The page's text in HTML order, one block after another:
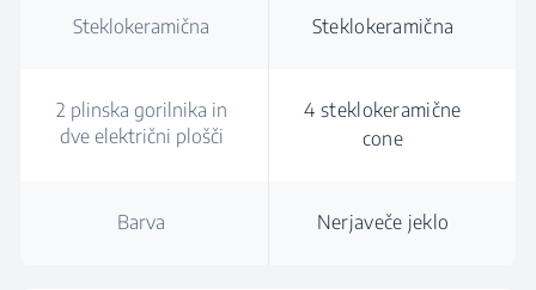
Steklokeramična Steklokeramična
2 plinska gorilnika in
dve električni plošči
4 steklokeramične
cone
Barva Nerjaveče jeklo